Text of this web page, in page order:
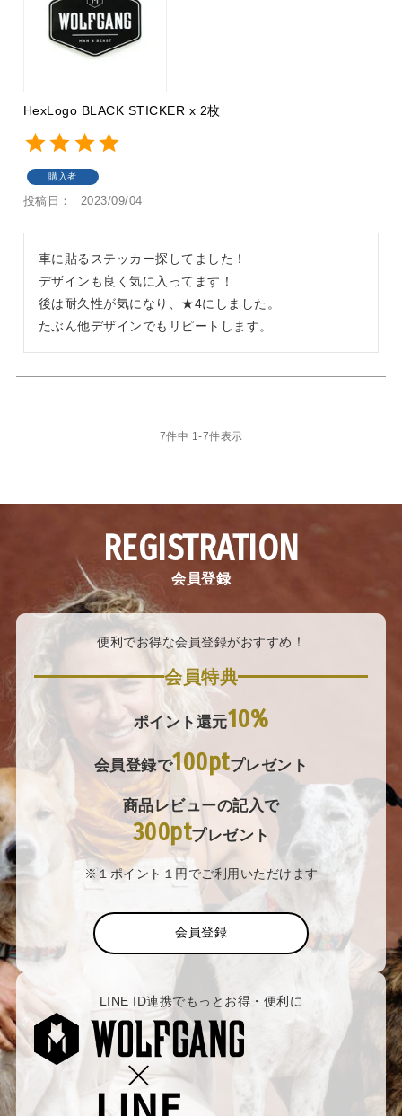
HexLogo BLACK STICKER x 2枚
購入者
投稿日 2023/09/04
車に貼るステッカー探してました！
デザインも良く気に入ってます！
後は耐久性が気になり、★4にしました。
たぶん他デザインでもリピートします。
7件中 1 -7件表示
REGISTRATION
会員登録
便利でお得な会員登録がおすすめ！
会員特典
ポイント還元10%
会員登録で100ptプレゼント
商品レビューの記入で
300ptプレゼント
※１ポイント１円でご利用いただけます
会員登録
LINE ID連携でもっとお得・便利に